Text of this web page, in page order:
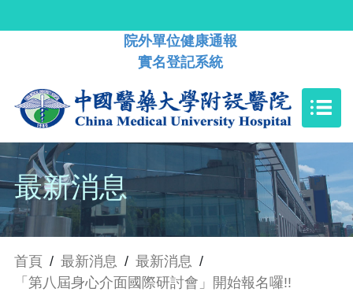
院外單位健康通報
實名登記系統
最新消息
首頁 / 最新消息 / 最新消息 /
「第八屆身心介面國際研討會」開始報名囉!!